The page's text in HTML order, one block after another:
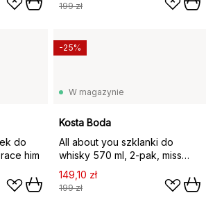
199 zł
do
him
W magazynie
Kosta Boda
All about you szklanki do
whisky 570 ml, 2‑pak, miss
you (niebieski)
149,10 zł
199 zł
-25%